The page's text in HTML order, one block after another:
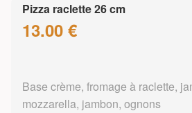
Pizza raclette 26 cm
13.00 €
Base crème, fromage à raclette,
mozzarella, jambon, ognons